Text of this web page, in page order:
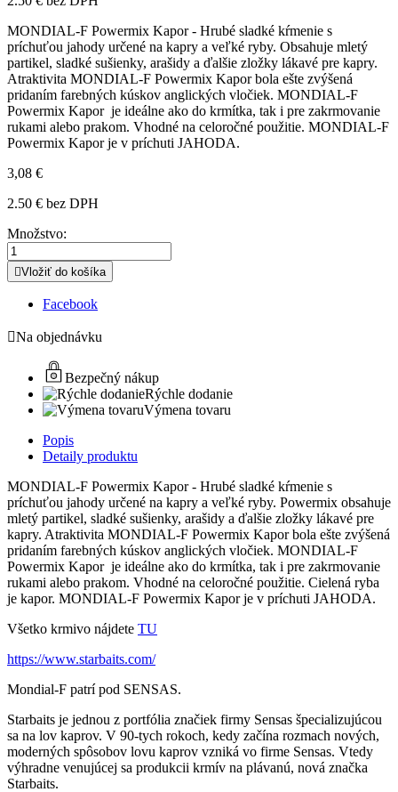
MONDIAL-F Powermix Kapor - Hrubé sladké kŕmenie s
príchuťou jahody určené na kapry a veľké ryby. Obsahuje mletý
partikel, sladké sušienky, arašidy a ďalšie zložky lákavé pre kapry.
Atraktivita MONDIAL-F Powermix Kapor bola ešte zvýšená
pridaním farebných kúskov anglických vločiek. MONDIAL-F
Powermix Kapor je ideálne ako do krmítka, tak i pre zakrmovanie
rukami alebo prakom. Vhodné na celoročné použitie. MONDIAL-F
Powermix Kapor je v príchuti JAHODA.
3,08 €
2.50 € bez DPH
Množstvo:
Vložiť do košíka
Facebook
Na objednávku
Bezpečný nákup
Rýchle dodanie
Výmena tovaru
Popis
Detaily produktu
MONDIAL-F Powermix Kapor - Hrubé sladké kŕmenie s
príchuťou jahody určené na kapry a veľké ryby. Powermix obsahuje
mletý partikel, sladké sušienky, arašidy a ďalšie zložky lákavé pre
kapry. Atraktivita MONDIAL-F Powermix Kapor bola ešte zvýšená
pridaním farebných kúskov anglických vločiek. MONDIAL-F
Powermix Kapor je ideálne ako do krmítka, tak i pre zakrmovanie
rukami alebo prakom. Vhodné na celoročné použitie. Cielená ryba
je kapor. MONDIAL-F Powermix Kapor je v príchuti JAHODA.
Všetko krmivo nájdete TU
https://www.starbaits.com/
Mondial-F patrí pod SENSAS.
Starbaits je jednou z portfólia značiek firmy Sensas špecializujúcou
sa na lov kaprov. V 90-tych rokoch, kedy začína rozmach nových,
moderných spôsobov lovu kaprov vzniká vo firme Sensas. Vtedy
výhradne venujúcej sa produkcii krmív na plávanú, nová značka
Starbaits.